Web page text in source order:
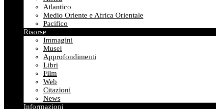
Atlantico
Medio Oriente e Africa Orientale
Pacifico
Risorse
Immagini
Musei
Approfondimenti
Libri
Film
Web
Citazioni
News
Informazioni